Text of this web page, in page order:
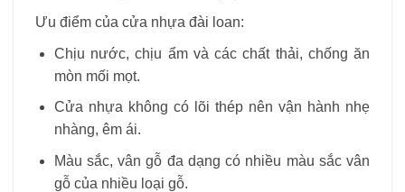
Ưu điểm của cửa nhựa đài loan:
Chịu nước, chịu ẩm và các chất thải, chống ăn
mòn mối mọt.
Cửa nhựa không có lõi thép nên vận hành nhẹ
nhàng, êm ái.
Màu sắc, vân gỗ đa dạng có nhiều màu sắc vân
gỗ của nhiều loại gỗ.